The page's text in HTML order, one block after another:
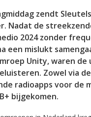
zendt
Nadat de
2024 zonder
een mislukt
Unity, waren de
Zowel via
radioapps voor de
bijgekomen.